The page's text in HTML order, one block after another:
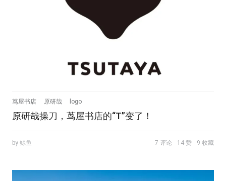
茑屋书店 原研哉 logo
原研哉操刀，茑屋书店的“T”变了！
by 鲸鱼 7 评论 14 赞 9 收藏